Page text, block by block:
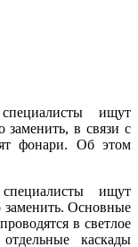
ищут
в связи с
фонари. Об этом
ищут
Основные
в светлое
каскады